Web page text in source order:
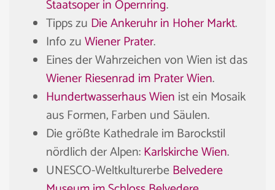
Staatsoper in Opernring.
Tipps zu Die Ankeruhr in Hoher Markt.
Info zuWiener Prater.
Eines der Wahrzeichen von Wien ist das
Wiener Riesenrad im Prater Wien.
Hundertwasserhaus Wien ist ein Mosaik
aus Formen, Farben und Säulen.
Die größte Kathedrale im Barockstil
nördlich der Alpen:Karlskirche Wien.
UNESCO-WeltkulturerbeBelvedere